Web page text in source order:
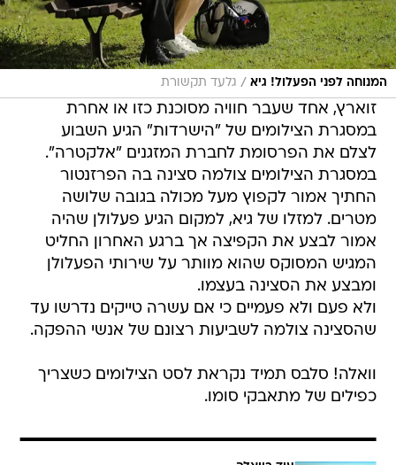
המנוחה לפני הפעלול! גיא / גלעד תקשורת
זוארץ, אחד שעבר חוויה מסוכנת כזו או אחרת
במסגרת הצילומים של "הישרדות" הגיע השבוע
לצלם את הפרסומת לחברת המזגנים "אלקטרה".
במסגרת הצילומים צולמה סצינה בה הפרזנטור
החתיך אמור לקפוץ מעל מכולה בגובה שלושה
מטרים. למזלו של גיא, למקום הגיע פעלולן שהיה
אמור לבצע את הקפיצה אך ברגע האחרון החליט
המגיש המסוקס שהוא מוותר על שירותי הפעלולן
ומבצע את הסצינה בעצמו.
ולא פעם ולא פעמיים כי אם עשרה טייקים נדרשו עד
שהסצינה צולמה לשביעות רצונם של אנשי ההפקה.
וואלה! סלבס תמיד נקראת לסט הצילומים כשצריך
כפילים של מתאבקי סומו.